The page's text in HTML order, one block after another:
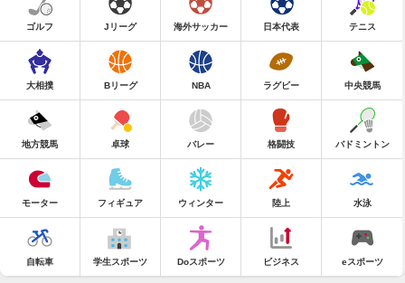
ゴルフ Jリーグ 海外サッカー 日本代表 テニス
大相撲 Bリーグ NBA ラグビー 中央競馬
地方競馬 卓球 バレー 格闘技 バドミントン
モーター フィギュア ウィンター 陸上 水泳
自転車 学生スポーツ Doスポーツ ビジネス eスポーツ